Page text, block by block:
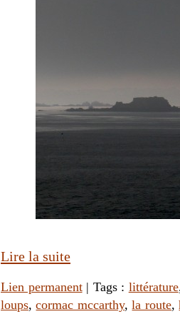
Lire la suite
Lien permanent| Tags : littérature
loups,cormac mccarthy,la route,